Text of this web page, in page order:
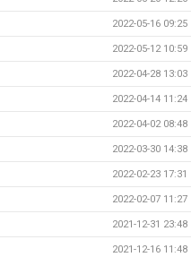
2022-05-16 09:25
2022-05-12 10:59
2022-04-28 13:03
2022-04-14 11:24
2022-04-02 08:48
2022-03-30 14:38
2022-02-23 17:31
2022-02-07 11:27
2021-12-31 23:48
2021-12-16 11:48